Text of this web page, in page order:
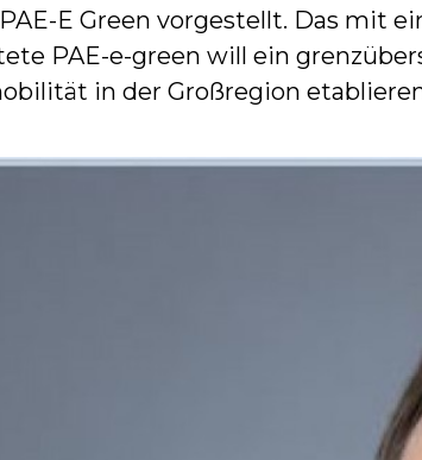
E Green vorgestellt. Das mit
PAE-e-green will ein
in der Großregion